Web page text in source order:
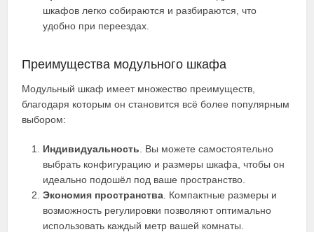
шкафов легко собираются и разбираются, что
удобно при переездах.
Преимущества модульного шкафа
Модульный шкаф имеет множество преимуществ,
благодаря которым он становится всё более популярным
выбором:
Индивидуальность . Вы можете самостоятельно
выбрать конфигурацию и размеры шкафа, чтобы он
идеально подошёл под ваше пространство.
Экономия пространства . Компактные размеры и
возможность регулировки позволяют оптимально
использовать каждый метр вашей комнаты.